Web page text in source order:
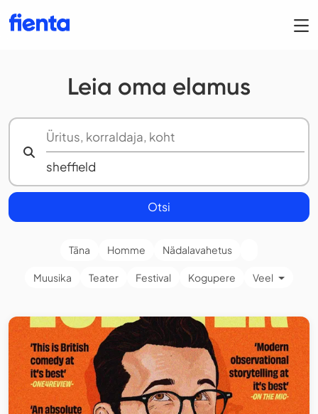
Leia oma elamus
Otsi
Täna Homme Nädalavahetus
Muusika Teater Festival Kogupere Veel